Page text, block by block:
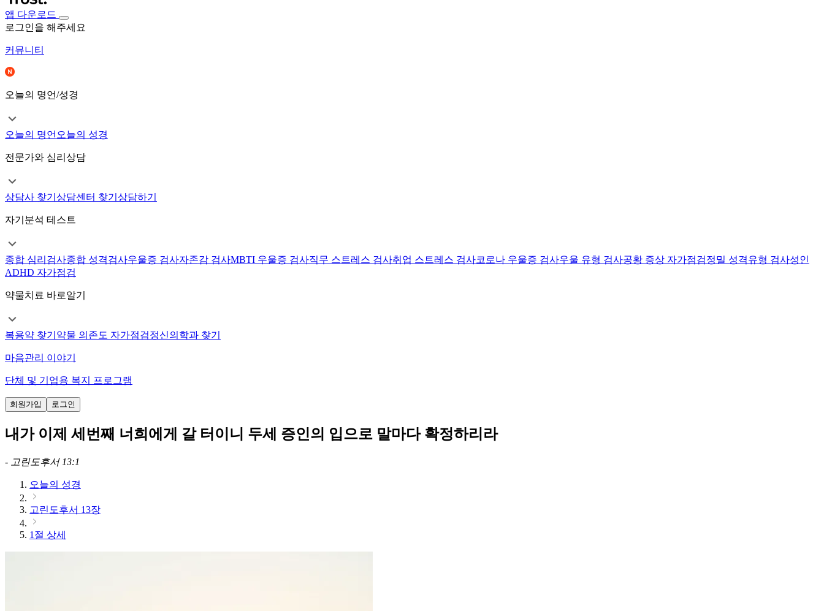
앱 다운로드
로그인을 해주세요
커뮤니티
오늘의 명언/성경
오늘의 명언 오늘의 성경
전문가와 심리상담
상담사 찾기 상담센터 찾기 상담하기
자기분석 테스트
종합 심리검사종합 성격검사우울증 검사자존감 검사MBTI 우울증 검사직무 스트레스 검사취업 스트레스 검사코로나 우울증 검사우울 유형 검사공황 증상 자가점검정밀 성격유형 검사성인
ADHD 자가점검
약물치료 바로알기
복용약 찾기 약물 의존도 자가점검정신의학과 찾기
마음관리 이야기
단체 및 기업용 복지 프로그램
회원가입 로그인
내가 이제 세번째 너희에게 갈 터이니 두세 증인의 입으로 말마다 확정하리라
- 고린도후서 13:1
오늘의 성경
고린도후서 13장
1절 상세